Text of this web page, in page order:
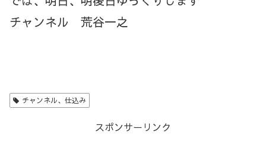
チャンネル 荒谷一之
チャンネル、仕込み
スポンサーリンク